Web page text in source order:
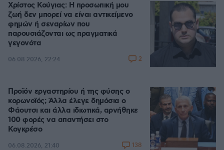
Χρίστος Κούγιας: Η προσωπική μου
ζωή δεν μπορεί να είναι αντικείμενο
φημών ή σεναρίων που
παρουσιάζονται ως πραγματικά
γεγονότα
06.08.2026, 22:24 2
Προϊόν εργαστηρίου ή της φύσης ο
κορωνοϊός; Άλλα έλεγε δημόσια ο
Φάουτσι και άλλα ιδιωτικά, αρνήθηκε
100 φορές να απαντήσει στο
Κογκρέσο
06.08.2026, 21:40 138